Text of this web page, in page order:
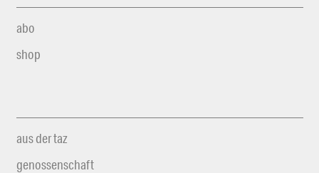
abo
shop
aus der taz
genossenschaft